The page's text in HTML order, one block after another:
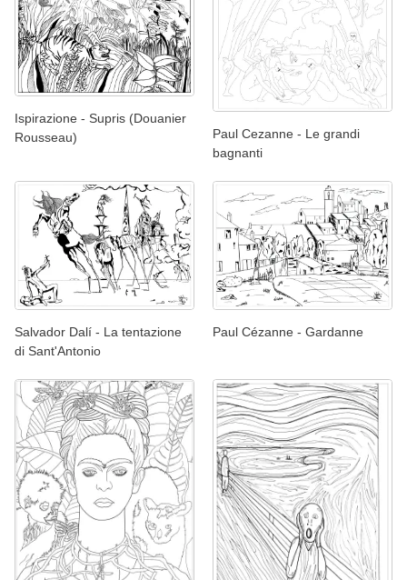
Ispirazione - Supris (Douanier
Rousseau)
Paul Cezanne - Le grandi
bagnanti
Salvador Dalí - La tentazione
di Sant'Antonio
Paul Cézanne - Gardanne